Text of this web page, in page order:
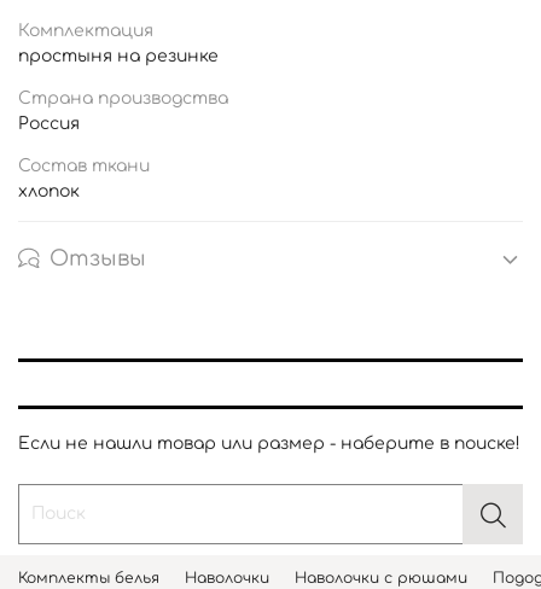
Комплектация
простыня на резинке
Страна производства
Россия
Состав ткани
хлопок
Отзывы
Если не нашли товар или размер - наберите в поиске!
Комплекты белья Наволочки Наволочки с рюшами